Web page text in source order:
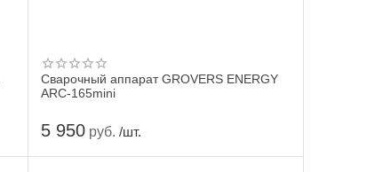
Сварочный аппарат GROVERS ENERGY
ARC-165mini
5 950 руб. /шт.